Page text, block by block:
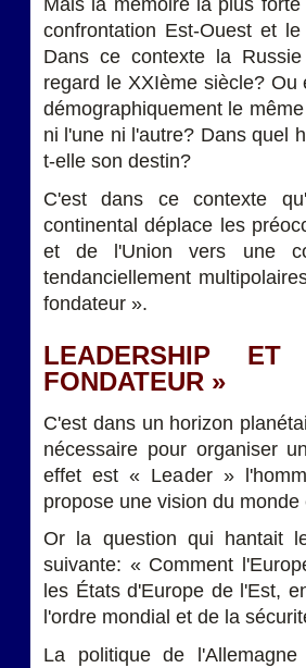
Mais la mémoire la plus
confrontation Est-Ouest et
Dans ce contexte la
regard le XXIème siècle?
démographiquement le
ni l'une ni l'autre? Dans quel
t-elle son destin?
C'est dans ce contexte
continental déplace les
et de l'Union vers une
tendanciellement
fondateur ».
LEADERSHIP
FONDATEUR »
C'est dans un horizon
nécessaire pour organiser
effet est « Leader »
propose une vision du
Or la question qui hantait
suivante: « Comment
les États d'Europe de l'Est,
l'ordre mondial et de la
La politique de